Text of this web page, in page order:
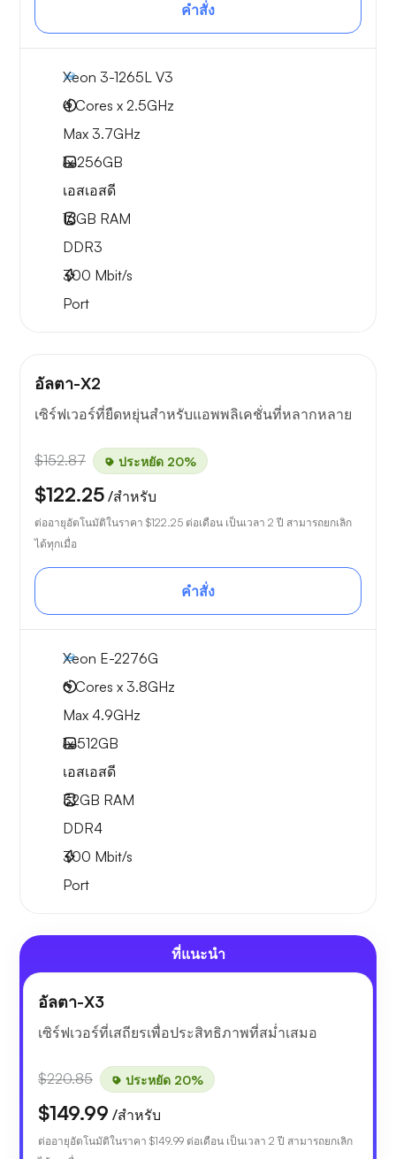
คำสั่ง
Xeon 3-1265L V3
4 Cores x 2.5GHz
Max 3.7GHz
1x256GB
เอสเอสดี
16GB RAM
DDR3
300 Mbit/s
Port
อัลตา-X2
เซิร์ฟเวอร์ที่ยืดหยุ่นสำหรับแอพพลิเคชั่นที่หลากหลาย
$152.87 ประหยัด 20%
$122.25 /สำหรับ
ต่ออายุอัตโนมัติในราคา $122.25 ต่อเดือน เป็นเวลา 2 ปี สามารถยกเลิก
ได้ทุกเมื่อ
คำสั่ง
Xeon E-2276G
6 Cores x 3.8GHz
Max 4.9GHz
1x512GB
เอสเอสดี
32GB RAM
DDR4
300 Mbit/s
Port
ที่แนะนำ
อัลตา-X3
เซิร์ฟเวอร์ที่เสถียรเพื่อประสิทธิภาพที่สม่ำเสมอ
$220.85 ประหยัด 20%
$149.99 /สำหรับ
ต่ออายุอัตโนมัติในราคา $149.99 ต่อเดือน เป็นเวลา 2 ปี สามารถยกเลิก